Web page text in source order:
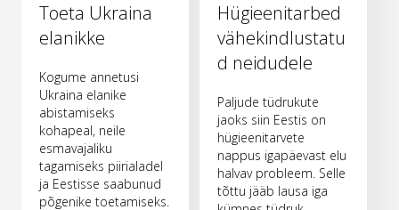
Toeta Ukraina
elanikke
Kogume annetusi
Ukraina elanike
abistamiseks
kohapeal, neile
esmavajaliku
tagamiseks piirialadel
ja Eestisse saabunud
põgenike toetamiseks.
Hügieenitarbed
vähekindlustatu
d neidudele
Paljude tüdrukute
jaoks siin Eestis on
hügieenitarvete
nappus igapäevast elu
halvav probleem. Selle
tõttu jääb lausa iga